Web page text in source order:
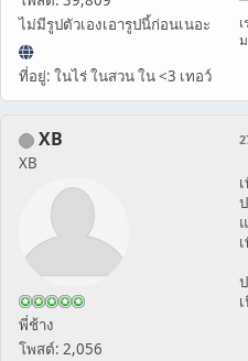
ไม่มีรูปตัวเองเอารูปนี้ก่อนเนอะ
ที่อยู่: ในไร่ ในสวน ใน <3 เทอว์
XB
XB
พี่ช้าง
โพสต์: 2,056